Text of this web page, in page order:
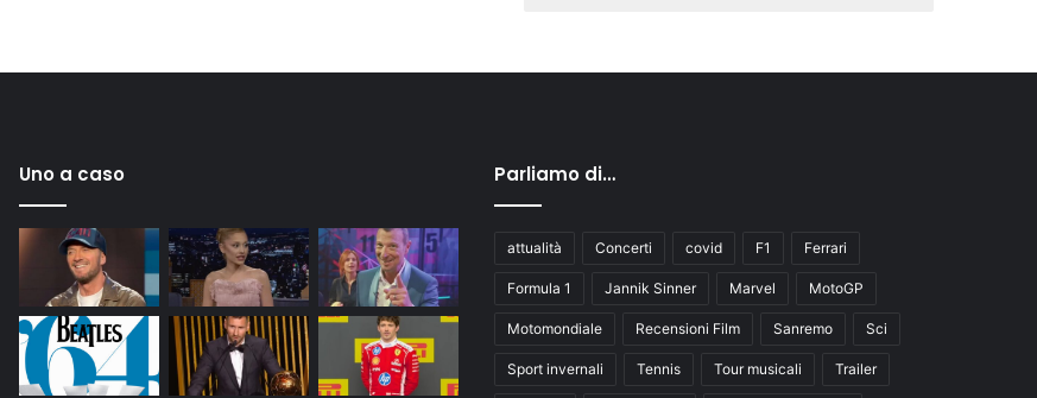
Uno a caso Parliamo di…
attualità Concerti covid F1 Ferrari
Formula 1 Jannik Sinner Marvel MotoGP
Motomondiale Recensioni Film Sanremo Sci
Sport invernali Tennis Tour musicali Trailer